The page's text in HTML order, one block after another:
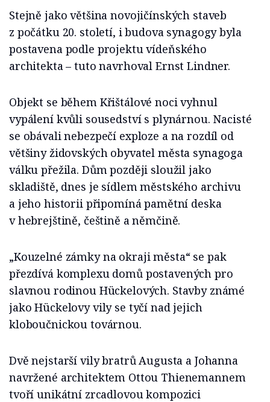
Stejně jako většina novojičínských staveb
z počátku 20. století, i budova synagogy byla
postavena podle projektu vídeňského
architekta – tuto navrhoval Ernst Lindner.
Objekt se během Křištálové noci vyhnul
vypálení kvůli sousedství s plynárnou. Nacisté
se obávali nebezpečí exploze a na rozdíl od
většiny židovských obyvatel města synagoga
válku přežila. Dům později sloužil jako
skladiště, dnes je sídlem městského archivu
a jeho historii připomíná pamětní deska
v hebrejštině, češtině a němčině.
„Kouzelné zámky na okraji města“ se pak
přezdívá komplexu domů postavených pro
slavnou rodinou Hückelových. Stavby známé
jako Hückelovy vily se tyčí nad jejich
kloboučnickou továrnou.
Dvě nejstarší vily bratrů Augusta a Johanna
navržené architektem Ottou Thienemannem
tvoří unikátní zrcadlovou kompozici